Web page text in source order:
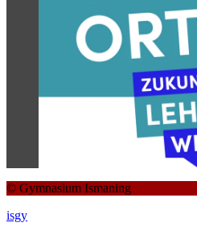
© Gymnasium Ismaning
isgy